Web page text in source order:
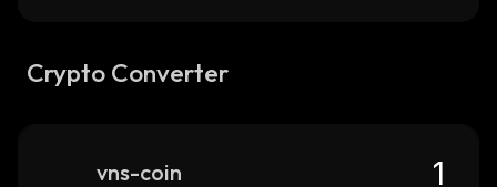
Crypto Converter
vns-coin